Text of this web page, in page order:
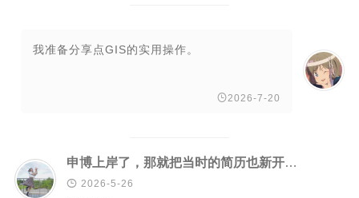
我准备分享点GIS的实用操作。
2026-7-20
申博上岸了，那就把当时的简历也新开一个分支吧
 2026-5-26
Git
更多